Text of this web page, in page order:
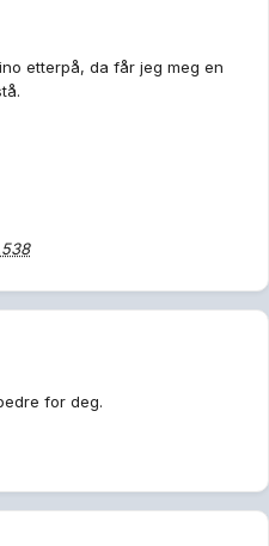
etterpå, da får jeg meg en
for deg.